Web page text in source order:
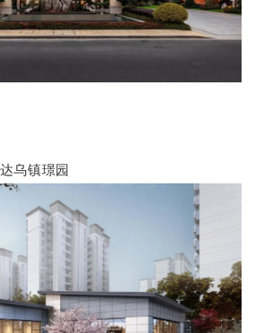
乌镇璟园